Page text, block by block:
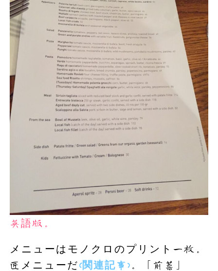
英語版。
メニューはモノクロのプリント一枚。
匠メニューだ(関連記事) 。「前菜」